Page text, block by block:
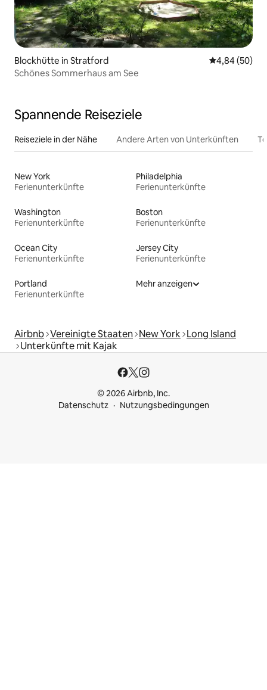
Blockhütte in Stratford
4,84 (50)
Schönes Sommerhaus am See
Spannende Reiseziele
Reiseziele in der Nähe Andere Arten von Unterkünften
New York
Ferienunterkünfte
Philadelphia
Ferienunterkünfte
Washington
Ferienunterkünfte
Boston
Ferienunterkünfte
Ocean City
Ferienunterkünfte
Jersey City
Ferienunterkünfte
Portland
Ferienunterkünfte
Mehr anzeigen
Airbnb Vereinigte Staaten New York Long Island
Unterkünfte mit Kajak
© 2026 Airbnb, Inc.
Datenschutz
Nutzungsbedingungen